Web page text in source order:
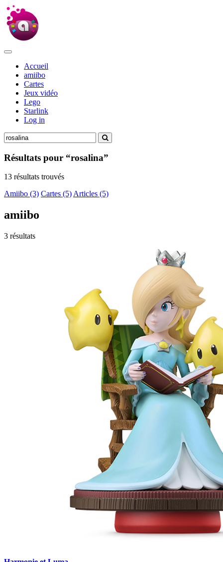
Accueil
amiibo
Cartes
Jeux vidéo
Lego
Starlink
Log in
Résultats pour “rosalina”
13 résultats trouvés
Amiibo (3) Cartes (5)Articles (5)
amiibo
3 résultats